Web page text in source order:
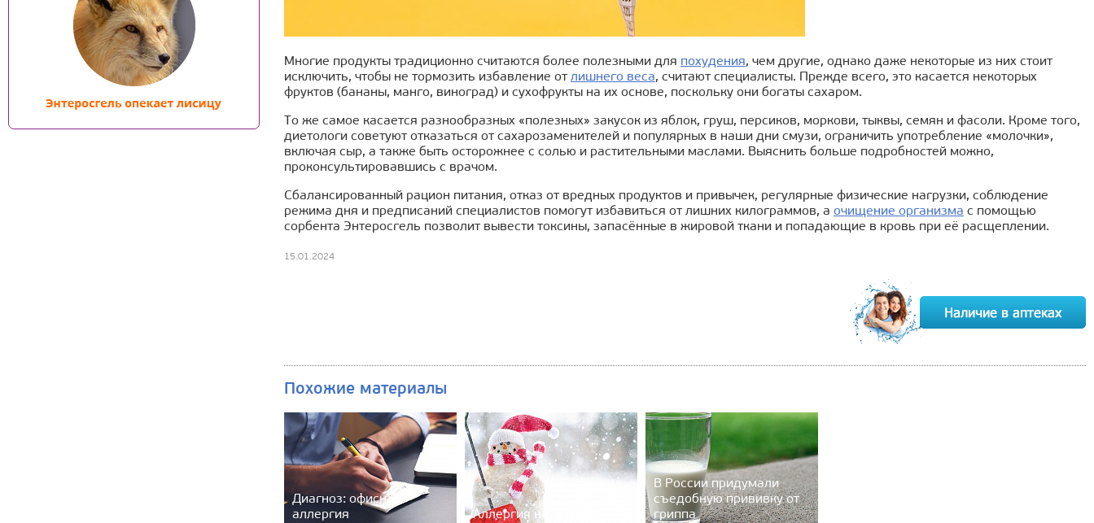
Многие продукты традиционно считаются более полезными для похудения, чем другие, однако даже некоторые из них стоит
исключить, чтобы не тормозить избавление отлишнего веса, считают специалисты. Прежде всего, это касается некоторых
фруктов (бананы, манго, виноград) и сухофрукты на их основе, поскольку они богаты сахаром.
То же самое касается разнообразных «полезных» закусок из яблок, груш, персиков, моркови, тыквы, семян и фасоли. Кроме того,
диетологи советуют отказаться от сахарозаменителей и популярных в наши дни смузи, ограничить употребление «молочки»,
включая сыр, а также быть осторожнее с солью и растительными маслами. Выяснить больше подробностей можно,
проконсультировавшись с врачом.
Сбалансированный рацион питания, отказ от вредных продуктов и привычек, регулярные физические нагрузки, соблюдение
режима дня и предписаний специалистов помогут избавиться от лишних килограммов, а очищение организма с помощью
сорбента Энтеросгель позволит вывести токсины, запасённые в жировой ткани и попадающие в кровь при её расщеплении.
15.01.2024
Похожие материалы
Диагноз: офисная
аллергия
Аллергия на холод
В России придумали
съедобную прививку от
гриппа